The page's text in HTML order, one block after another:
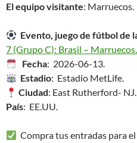
El equipo visitante: Marruecos.
Evento, juego de fútbol de
7 (Grupo C): Brasil – Marruecos.
Fecha: 2026-06-13.
Estadio: Estadio MetLife.
Ciudad: East Rutherford- NJ.
País: EE.UU.
Compra tus entradas para